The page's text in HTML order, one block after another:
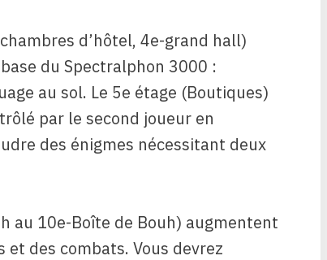
d’hôtel, 4e-grand hall)
du Spectralphon 3000 :
au sol. Le 5e étage (Boutiques)
par le second joueur en
des énigmes nécessitant deux
au 10e-Boîte de Bouh) augmentent
des combats. Vous devrez